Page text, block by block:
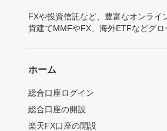
FXや投資信託など、豊富なオンラ
貨建てMMFやFX、海外ETFなどグ
ホーム
総合口座ログイン
総合口座の開設
楽天FX口座の開設